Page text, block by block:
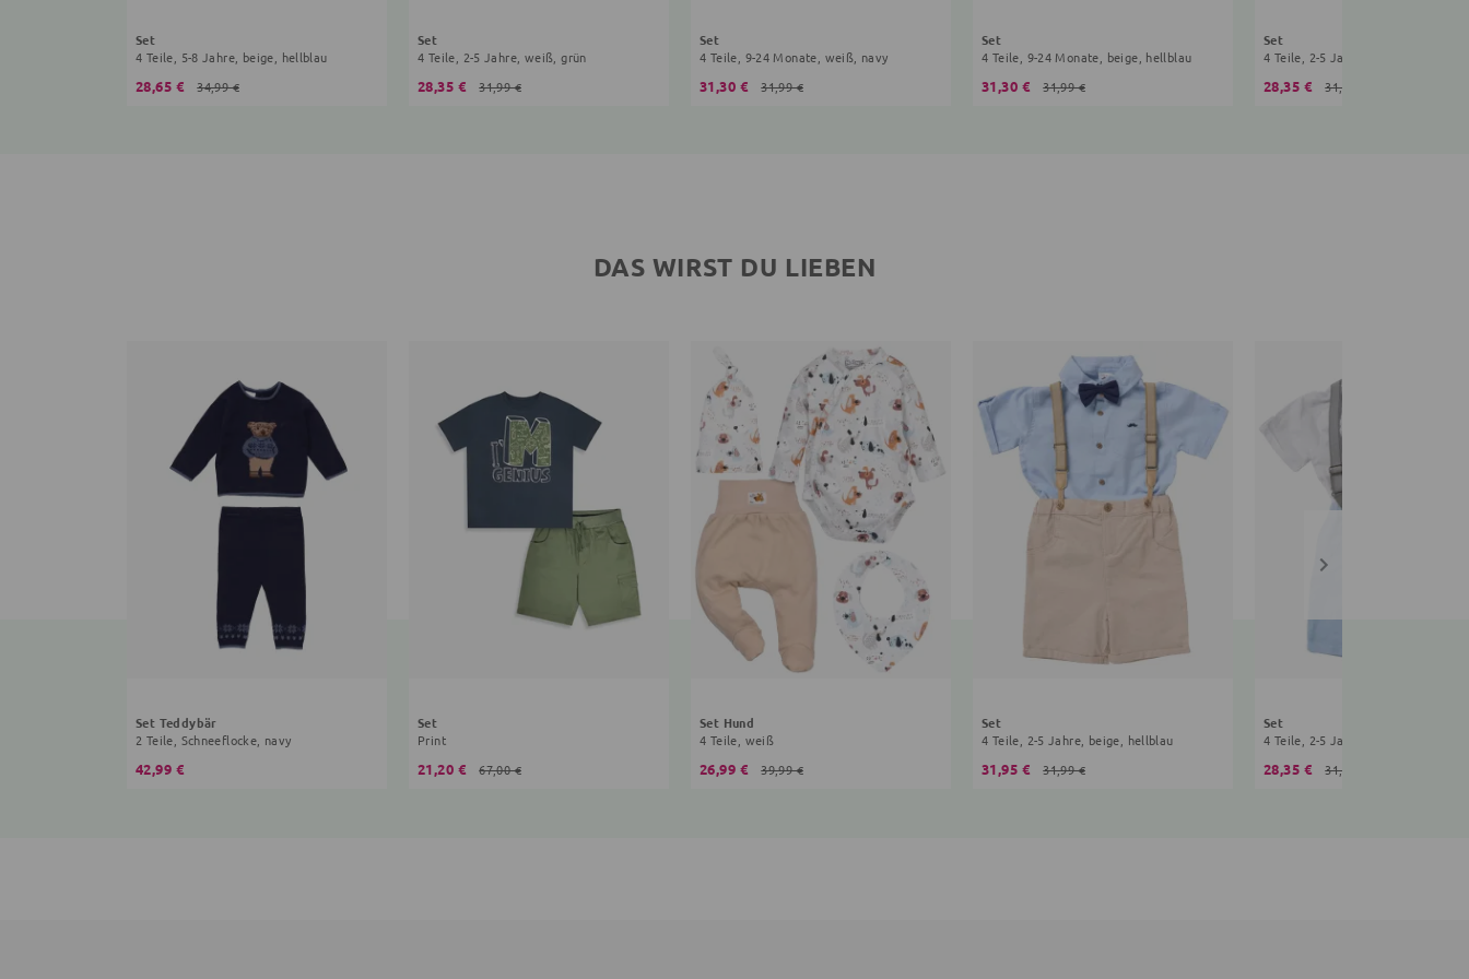
Set
4 Teile, 5-8 Jahre, beige, hellblau
28,65 € 34,99 €
Set
4 Teile, 2-5 Jahre, weiß, grün
28,35 € 31,99 €
Set
4 Teile, 9-24 Monate, weiß, navy
31,30 € 31,99 €
Set
4 Teile, 9-24 Monate, beige, hellblau
31,30 € 31,99 €
Set
4 Teile, 2-5 Jahre, weiß, hellblau
28,35 € 31,99 €
DAS WIRST DU LIEBEN
Set Teddybär
2 Teile, Schneeflocke, navy
42,99 €
Set
Print
21,20 € 67,00 €
Set Hund
4 Teile, weiß
26,99 € 39,99 €
Set
4 Teile, 2-5 Jahre, beige, hellblau
31,95 € 31,99 €
Set
4 Teile, 2-5 Jahre, weiß, hellblau
28,35 € 31,99 €